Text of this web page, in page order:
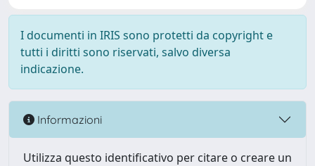
I documenti in IRIS sono protetti da copyright e
tutti i diritti sono riservati, salvo diversa
indicazione.
Informazioni
Utilizza questo identificativo per citare o creare un